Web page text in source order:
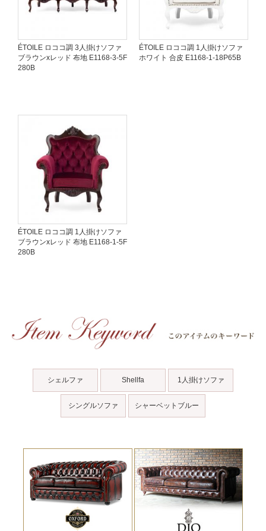
ÉTOILE ロココ調 3人掛けソファ
ブラウンxレッド 布地 E1168-3-5F
280B
ÉTOILE ロココ調 1人掛けソファ
ホワイト 合皮 E1168-1-18P65B
ÉTOILE ロココ調 1人掛けソファ
ブラウンxレッド 布地 E1168-1-5F
280B
シェルファ Shellfa 1人掛けソファ
シングルソファ シャーベットブルー